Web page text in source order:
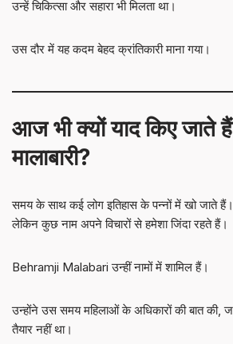
उन्हें चिकित्सा और सहारा भी मिलता था।
उस दौर में यह कदम बेहद क्रांतिकारी माना गया।
आज भी क्यों याद किए जाते
मालाबारी?
समय के साथ कई लोग इतिहास के पन्नों में खो जाते हैं।
लेकिन कुछ नाम अपने विचारों से हमेशा जिंदा रहते हैं।
Behramji Malabari उन्हीं नामों में शामिल हैं।
उन्होंने उस समय महिलाओं के अधिकारों की बात की,
तैयार नहीं था।